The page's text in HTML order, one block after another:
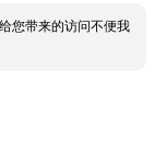
您带来的访问不便我